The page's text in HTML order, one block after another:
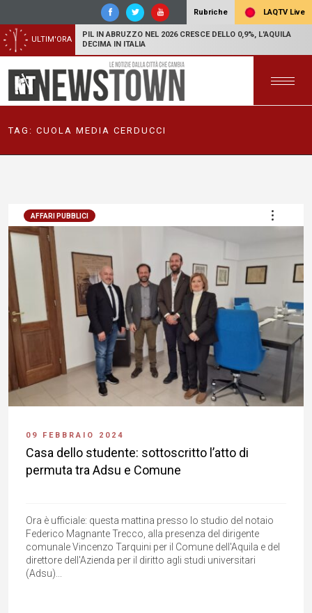
Rubriche LAQTV Live
ULTIM'ORA
PIL IN ABRUZZO NEL 2026 CRESCE DELLO 0,9%, L'AQUILA
DECIMA IN ITALIA
TAG: CUOLA MEDIA CERDUCCI
AFFARI PUBBLICI
09 FEBBRAIO 2024
Casa dello studente: sottoscritto l’atto di
permuta tra Adsu e Comune
Ora è ufficiale: questa mattina presso lo studio del notaio
Federico Magnante Trecco, alla presenza del dirigente
comunale Vincenzo Tarquini per il Comune dell'Aquila e del
direttore dell'Azienda per il diritto agli studi universitari
(Adsu)...